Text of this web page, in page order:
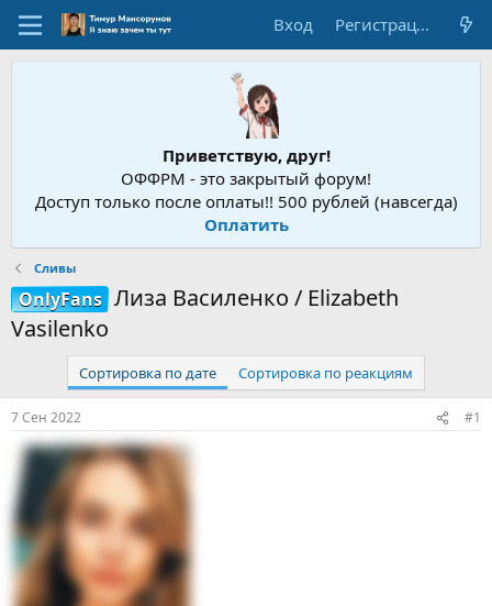
Вход Регистрация
Приветствую, друг!
ОФФРМ - это закрытый форум!
Доступ только после оплаты!! 500 рублей (навсегда)
Оплатить
Сливы
OnlyFans Лиза Василенко / Elizabeth
Vasilenko
Сортировка по дате Сортировка по реакциям
7 Сен 2022 #1